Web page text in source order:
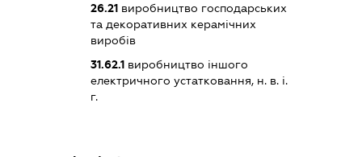
26.21виробництво господарських
та декоративних керамічних
виробів
31.62.1виробництво іншого
електричного устатковання, н. в. і.
г.